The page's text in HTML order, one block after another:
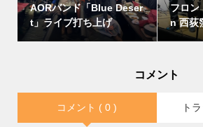
AORバンド「Blue Deser
t」ライブ打ち上げ
フロン
n 西荻
コメント
コメント ( 0 ) ト